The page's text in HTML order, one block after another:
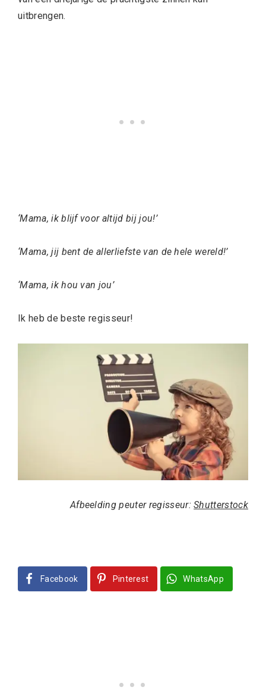
uitbrengen.
‘Mama, ik blijf voor altijd bij jou!’
‘Mama, jij bent de allerliefste van de hele wereld!’
‘Mama, ik hou van jou’
Ik heb de beste regisseur!
Afbeelding peuter regisseur:Shutterstock
Facebook Pinterest WhatsApp